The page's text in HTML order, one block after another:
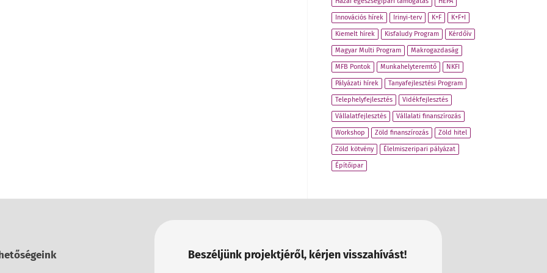
Innovációs hírek Irinyi-terv K+F K+F+I
Kiemelt hírek Kisfaludy Program Kérdőív
Magyar Multi Program Makrogazdaság
MFB Pontok Munkahelyteremtő NKFI
Pályázati hírek Tanyafejlesztési Program
Telephelyfejlesztés Vidékfejlesztés
Vállalatfejlesztés Vállalati finanszírozás
Workshop Zöld finanszírozás Zöld hitel
Zöld kötvény Élelmiszeripari pályázat
Építőipar
Beszéljünk projektjéről, kérjen visszahívást!